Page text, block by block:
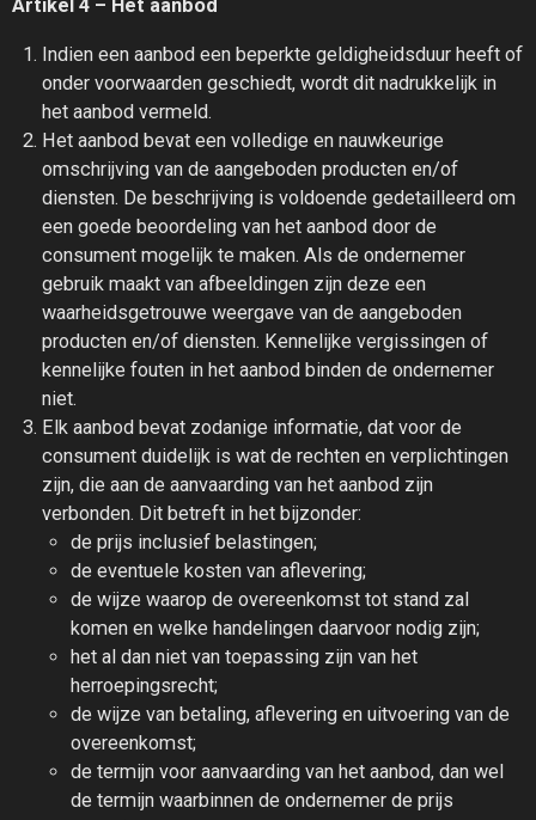
Artikel 4 – Het aanbod
Indien een aanbod een beperkte geldigheidsduur heeft of
onder voorwaarden geschiedt, wordt dit nadrukkelijk in
het aanbod vermeld.
Het aanbod bevat een volledige en nauwkeurige
omschrijving van de aangeboden producten en/of
diensten. De beschrijving is voldoende gedetailleerd om
een goede beoordeling van het aanbod door de
consument mogelijk te maken. Als de ondernemer
gebruik maakt van afbeeldingen zijn deze een
waarheidsgetrouwe weergave van de aangeboden
producten en/of diensten. Kennelijke vergissingen of
kennelijke fouten in het aanbod binden de ondernemer
niet.
Elk aanbod bevat zodanige informatie, dat voor de
consument duidelijk is wat de rechten en verplichtingen
zijn, die aan de aanvaarding van het aanbod zijn
verbonden. Dit betreft in het bijzonder:
de prijs inclusief belastingen;
de eventuele kosten van aflevering;
de wijze waarop de overeenkomst tot stand zal
komen en welke handelingen daarvoor nodig zijn;
het al dan niet van toepassing zijn van het
herroepingsrecht;
de wijze van betaling, aflevering en uitvoering van de
overeenkomst;
de termijn voor aanvaarding van het aanbod, dan wel
de termijn waarbinnen de ondernemer de prijs